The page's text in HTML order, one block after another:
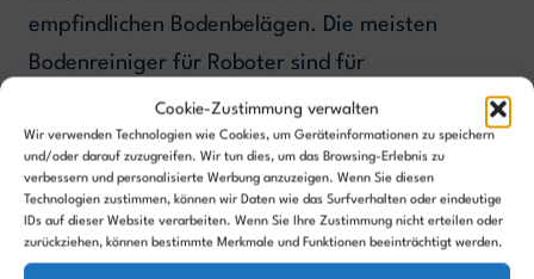
Cookie-Zustimmung verwalten
Wir verwenden Technologien wie Cookies, um Geräteinformationen zu speichern
und/oder darauf zuzugreifen. Wir tun dies, um das Browsing-Erlebnis zu
verbessern und personalisierte Werbung anzuzeigen. Wenn Sie diesen
Technologien zustimmen, können wir Daten wie das Surfverhalten oder eindeutige
IDs auf dieser Website verarbeiten. Wenn Sie Ihre Zustimmung nicht erteilen oder
zurückziehen, können bestimmte Merkmale und Funktionen beeinträchtigt werden.
empfindlichen Bodenbelägen. Die meisten
Bodenreiniger für Roboter sind für
unterschiedliche Hartböden geeignet. Wenn du
einen besonderen Bodenbelag hast, dann gibt
es auch einige passende Produkte:
Parkett & Laminat nur mit Mittel speziell